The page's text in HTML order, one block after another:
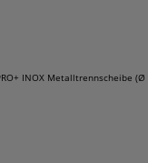
INOX Metalltrennscheibe